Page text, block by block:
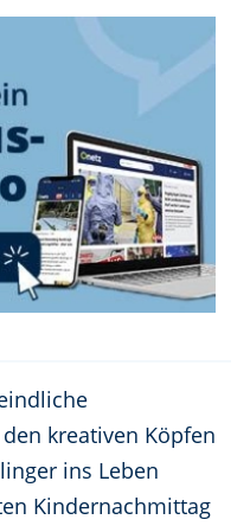
kreativen Köpfen
ins Leben
Kindernachmittag